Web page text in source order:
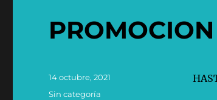
Publicado
el
14 octubre, 2021
Categorías
Sin categoría